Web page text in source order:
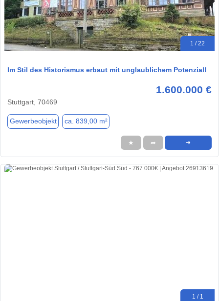
1 / 22
Im Stil des Historismus erbaut mit unglaublichem Potenzial!
1.600.000 €
Stuttgart, 70469
Gewerbeobjekt ca. 839,00 m²
★ ➦ ➜
1 / 1